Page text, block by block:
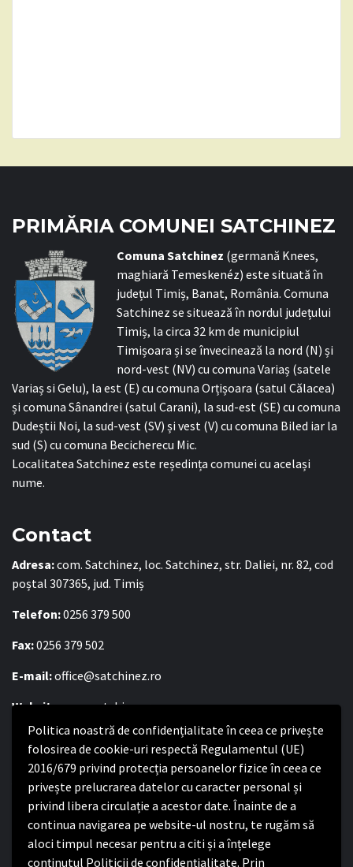
Politica noastră de confidențialitate în ceea ce privește
folosirea de cookie-uri respectă Regulamentul (UE)
2016/679 privind protecția persoanelor fizice în ceea ce
privește prelucrarea datelor cu caracter personal și
privind libera circulație a acestor date. Înainte de a
continua navigarea pe website-ul nostru, te rugăm să
aloci timpul necesar pentru a citi și a înțelege
conținutul Politicii de confidențialitate. Prin
PRIMĂRIA COMUNEI SATCHINEZ
Comuna Satchinez (germană Knees,
maghiară Temeskenéz) este situată în
județul Timiș, Banat, România. Comuna
Satchinez se situează în nordul județului
Timiș, la circa 32 km de municipiul
Timișoara și se învecinează la nord (N) și
nord-vest (NV) cu comuna Variaș (satele
Variaș si Gelu), la est (E) cu comuna Orțișoara (satul Călacea)
și comuna Sânandrei (satul Carani), la sud-est (SE) cu comuna
Dudeștii Noi, la sud-vest (SV) și vest (V) cu comuna Biled iar la
sud (S) cu comuna Becicherecu Mic.
Localitatea Satchinez este reședința comunei cu același
nume.
Contact
Adresa:com. Satchinez, loc. Satchinez, str. Daliei, nr. 82, cod
poștal 307365, jud. Timiș
Telefon:0256 379 500
Fax:0256 379 502
E-mail:office@satchinez.ro
Website:www.satchinez.ro
Program cu publicul:
Luni – Joi:8:00-16:30
Vineri:8:00 – 14:00
Politica de confidențialitate